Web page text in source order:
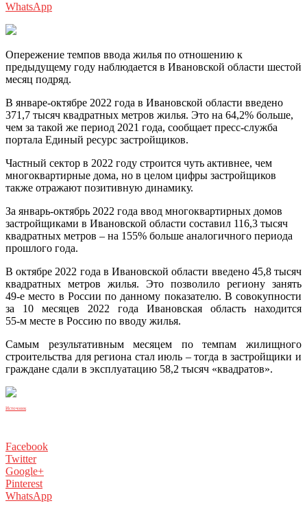
WhatsApp
Опережение темпов ввода жилья по отношению к
предыдущему году наблюдается в Ивановской области шестой
месяц подряд.
В январе-октябре 2022 года в Ивановской области введено
371,7 тысяч квадратных метров жилья. Это на 64,2% больше,
чем за такой же период 2021 года, сообщает пресс-служба
портала Единый ресурс застройщиков.
Частный сектор в 2022 году строится чуть активнее, чем
многоквартирные дома, но в целом цифры застройщиков
также отражают позитивную динамику.
За январь-октябрь 2022 года ввод многоквартирных домов
застройщиками в Ивановской области составил 116,3 тысяч
квадратных метров – на 155% больше аналогичного периода
прошлого года.
В октябре 2022 года в Ивановской области введено 45,8 тысяч
квадратных метров жилья. Это позволило региону занять
49‑е место в России по данному показателю. В совокупности
за 10 месяцев 2022 года Ивановская область находится
55‑м месте в Россию по вводу жилья.
Самым результативным месяцем по темпам жилищного
строительства для региона стал июль – тогда в застройщики и
граждане сдали в эксплуатацию 58,2 тысяч «квадратов».
Источник
Facebook
Twitter
Google+
Pinterest
WhatsApp